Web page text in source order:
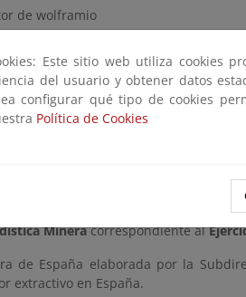
de wolframio
mundial de pizarra de techar
detallado, se acaba de publicar
Mineracorrespondiente al
de España elaborada por la
extractivo en España.
Este sitio web utiliza cookies
del usuario y obtener datos
configurar qué tipo de cookies
Política de Cookies